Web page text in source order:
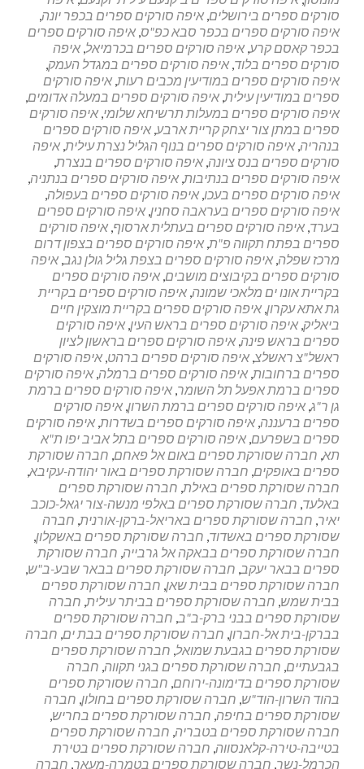
סורקים ספרים בירושלים, איפה סורקים ספרים בכפר יונה,
איפה סורקים ספרים בכפר סבא כפ"ס, איפה סורקים ספרים
בכפר קאסם קרע, איפה סורקים ספרים בכרמיאל, איפה
סורקים ספרים בלוד, איפה סורקים ספרים במגדל העמק,
איפה סורקים ספרים במודיעין מכבים רעות, איפה סורקים
ספרים במודיעין עילית, איפה סורקים ספרים במעלה אדומים,
איפה סורקים ספרים במעלות תרשיחא שלומי, איפה סורקים
ספרים במתן צור יצחק קריית ארבע, איפה סורקים ספרים
בנהריה, איפה סורקים ספרים בנוף הגליל נצרת עילית, איפה
סורקים ספרים בנס ציונה, איפה סורקים ספרים בנצרת,
איפה סורקים ספרים בנתיבות, איפה סורקים ספרים בנתניה,
איפה סורקים ספרים בעכו, איפה סורקים ספרים בעפולה,
איפה סורקים ספרים בעראבה סחנין, איפה סורקים ספרים
בערד, איפה סורקים ספרים בעתלית ארסוף, איפה סורקים
ספרים בפתח תקווה פ"ת, איפה סורקים ספרים בצפון דרום
מרכז שפלה, איפה סורקים ספרים בצפת גליל גולן נגב, איפה
סורקים ספרים בקיבוצים מושבים, איפה סורקים ספרים
בקריית אונו ים מלאכי שמונה, איפה סורקים ספרים בקריית
גת אתא עקרון, איפה סורקים ספרים בקריית מוצקין חיים
ביאליק, איפה סורקים ספרים בראש העין, איפה סורקים
ספרים בראש פינה, איפה סורקים ספרים בראשון לציון
ראשל"צ ראשלצ, איפה סורקים ספרים ברהט, איפה סורקים
ספרים ברחובות, איפה סורקים ספרים ברמלה, איפה סורקים
ספרים ברמת אפעל תל השומר, איפה סורקים ספרים ברמת
גן ר"ג, איפה סורקים ספרים ברמת השרון, איפה סורקים
ספרים ברעננה, איפה סורקים ספרים בשדרות, איפה סורקים
ספרים בשפרעם, איפה סורקים ספרים בתל אביב יפו ת"א
תא, חברה שסורקת ספרים באום אל פאחם, חברה שסורקת
ספרים באופקים, חברה שסורקת ספרים באור יהודה-עקיבא,
חברה שסורקת ספרים באילת, חברה שסורקת ספרים
באלעד, חברה שסורקת ספרים באלפי מנשה-צור יגאל-כוכב
יאיר, חברה שסורקת ספרים באריאל-ברקן-אורנית, חברה
שסורקת ספרים באשדוד, חברה שסורקת ספרים באשקלון,
חברה שסורקת ספרים בבאקה אל גרבייה, חברה שסורקת
ספרים בבאר יעקב, חברה שסורקת ספרים בבאר שבע-ב"ש,
חברה שסורקת ספרים בבית שאן, חברה שסורקת ספרים
בבית שמש, חברה שסורקת ספרים בביתר עילית, חברה
שסורקת ספרים בבני ברק-ב"ב, חברה שסורקת ספרים
בברקן-בית אל-חברון, חברה שסורקת ספרים בבת ים, חברה
שסורקת ספרים בגבעת שמואל, חברה שסורקת ספרים
בגבעתיים, חברה שסורקת ספרים בגני תקווה, חברה
שסורקת ספרים בדימונה-ירוחם, חברה שסורקת ספרים
בהוד השרון-הוד"ש, חברה שסורקת ספרים בחולון, חברה
שסורקת ספרים בחיפה, חברה שסורקת ספרים בחריש,
חברה שסורקת ספרים בטבריה, חברה שסורקת ספרים
בטייבה-טירה-קלאנסווה, חברה שסורקת ספרים בטירת
הכרמל-נשר, חברה שסורקת ספרים בטמרה-מעאר, חברה